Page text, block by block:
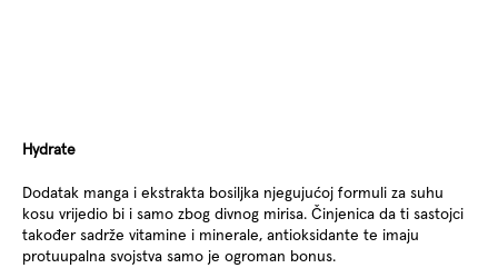
Hydrate
Dodatak manga i ekstrakta bosiljka njegujućoj formuli za suhu
kosu vrijedio bi i samo zbog divnog mirisa. Činjenica da ti sastojci
također sadrže vitamine i minerale, antioksidante te imaju
protuupalna svojstva samo je ogroman bonus.